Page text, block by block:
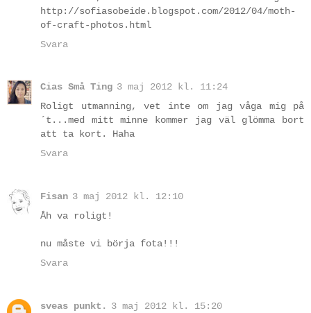
http://sofiasobeide.blogspot.com/2012/04/moth-
of-craft-photos.html
Svara
Cias Små Ting 3 maj 2012 kl. 11:24
Roligt utmanning, vet inte om jag våga mig på
´t...med mitt minne kommer jag väl glömma bort
att ta kort. Haha
Svara
Fisan 3 maj 2012 kl. 12:10
Åh va roligt!
nu måste vi börja fota!!!
Svara
sveas punkt.
3 maj 2012 kl. 15:20